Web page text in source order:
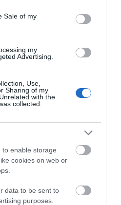
purposes in below Google
Sale of my
my
Advertising.
Use,
Sharing of my
with the
collected.
to enable storage
cookies on web or
data to be sent to
purposes.
Χρυσά Νομίσματα